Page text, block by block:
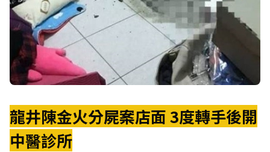
龍井陳金火分屍案店面 3度轉手後開
中醫診所